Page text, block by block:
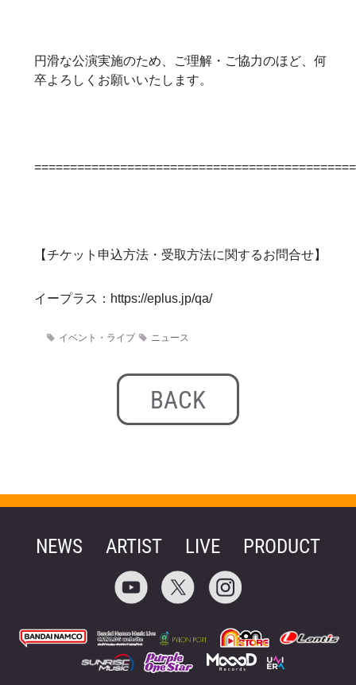
イベント・ライブ ニュース
円滑な公演実施のため、ご理解・ご協力のほど、何
卒よろしくお願いいたします。
【チケット申込方法・受取方法に関するお問合せ】
イープラス： https://eplus.jp/qa/
BACK
NEWS ARTIST LIVE PRODUCT